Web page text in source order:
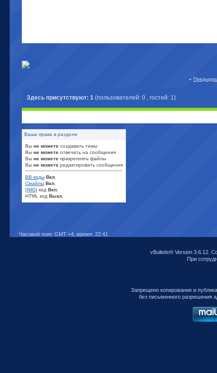
«
Здесь присутствуют: 1 (пользователей: 0 , гостей: 1)
Ваши права в разделе
Вы не можете создавать темы
Вы не можете отвечать на сообщения
Вы не можете прикреплять файлы
Вы не можете редактировать сообщения
BB коды Вкл.
Смайлы Вкл.
[IMG] код Вкл.
HTML код Выкл.
Часовой пояс GMT +4, время: 22:41
vBulletin® Version 3.6.12.
При
Запрещено копирование и
без письменного разрешения